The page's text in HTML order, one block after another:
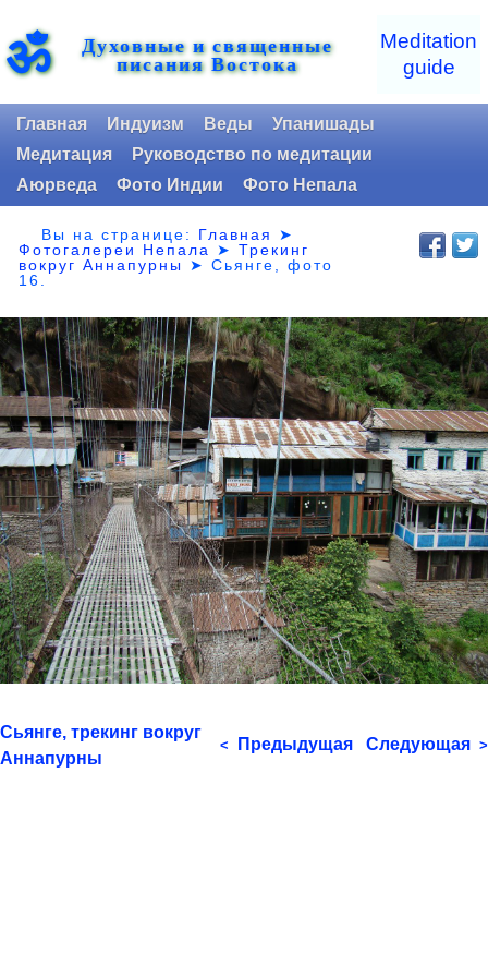
ॐ Духовные и священные
писания Востока
Meditation
guide
Главная Индуизм Веды
Упанишады
Медитация
Руководство по медитации
Аюрведа
Фото Индии Фото Непала
Вы на странице: Главная
➤
Фотогалереи Непала
➤Трекинг
вокруг Аннапурны ➤ Сьянге,фото
16.
Сьянге, трекинг вокруг
Аннапурны
< Предыдущая Следующая >